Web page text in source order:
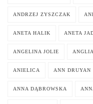
ANDRZEJ ZYSZCZAK
ANETA HALIK ANETA
ANGELINA JOLIE ANGLIA
ANIELICA ANN DRUYAN
ANNA DĄBROWSKA